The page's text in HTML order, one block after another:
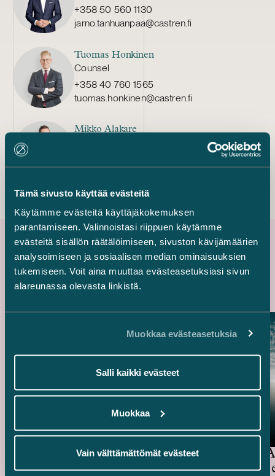
Tämä sivusto käyttää evästeitä
Käytämme evästeitä käyttäjäkokemuksen
parantamiseen. Valinnoistasi riippuen käytämme
evästeitä sisällön räätälöimiseen, sivuston kävijämäärien
analysoimiseen ja sosiaalisen median ominaisuuksien
tukemiseen. Voit aina muuttaa evästeasetuksiasi sivun
alareunassa olevasta linkistä.
Muokkaa evästeasetuksia
Salli kaikki evästeet
Muokkaa
Vain välttämättömät evästeet
+358 50 560 1130
jarno.tanhuanpaa@castren.fi
Tuomas Honkinen
Counsel
+358 40 760 1565
tuomas.honkinen@castren.fi
Mikko Alakare
Uusimmat referenssit
Skyforan 6,5 miljoonan euron
rahoituskierros
General
miljardin